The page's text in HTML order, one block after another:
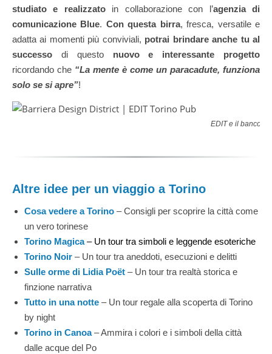
studiato e realizzatoin collaborazione con l’agenzia di
comunicazione Blue. Con questa birra, fresca, versatile e
adatta ai momenti più conviviali, potrai brindare anche tu al
successo di questo nuovo e interessante progetto
ricordando che “La mente è come un paracadute, funziona
solo se si apre”!
EDIT e il
Altre idee per un viaggio a Torino
Cosa vedere a Torino – Consigli per scoprire la città come
un vero torinese
Torino Magica– Un tour tra simboli e leggende esoteriche
Torino Noir – Un tour tra aneddoti, esecuzioni e delitti
Sulle orme di Lidia Poët – Un tour tra realtà storica e
finzione narrativa
Tutto in una notte – Un tour regale alla scoperta di Torino
by night
Torino in Canoa– Ammira i colori e i simboli della città
dalle acque del Po